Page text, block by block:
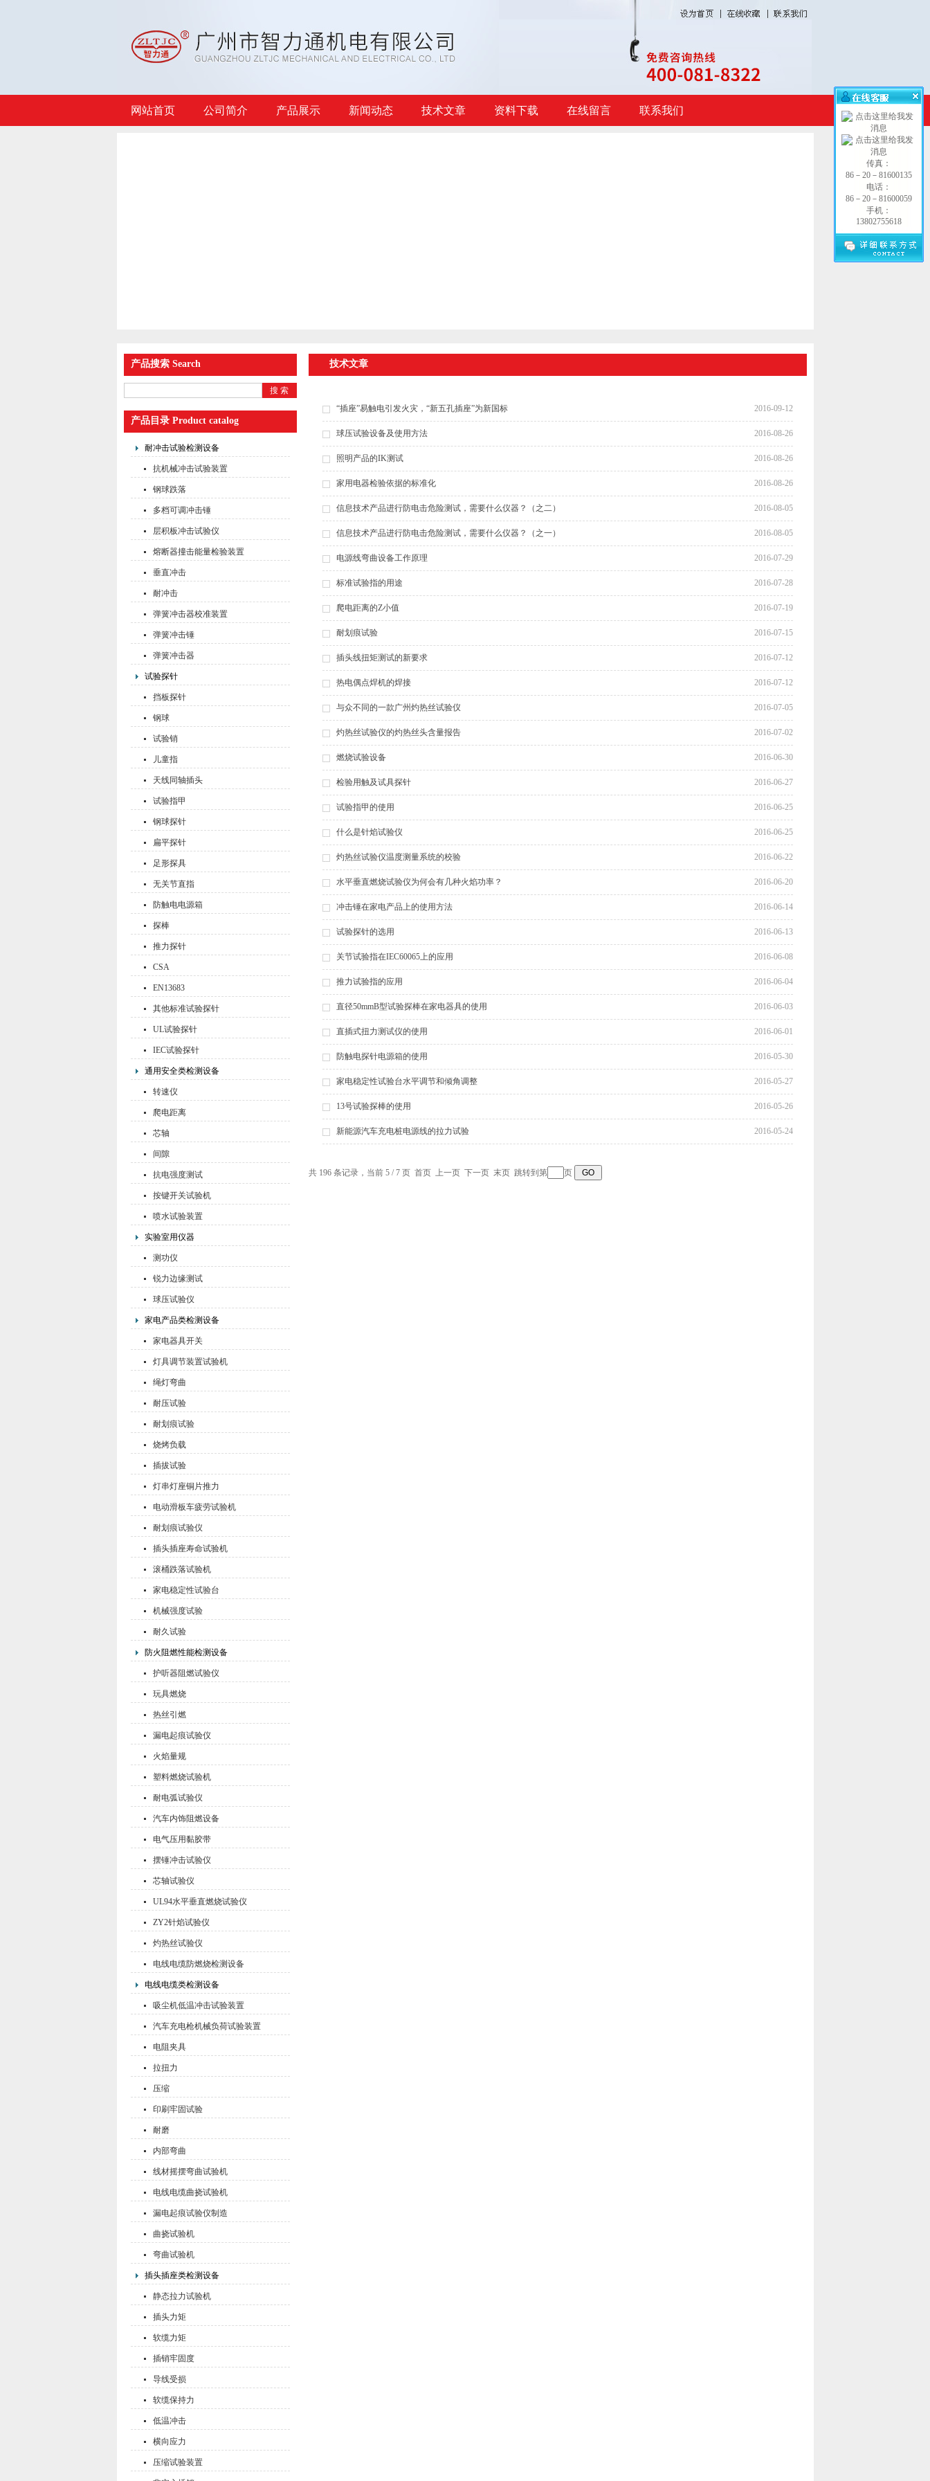
网站首页 公司简介 产品展示 新闻动态 技术文章 资料下载 在线留言 联系我们
产品搜索 Search
产品目录 Product catalog
耐冲击试验检测设备
抗机械冲击试验装置
钢球跌落
多档可调冲击锤
层积板冲击试验仪
熔断器撞击能量检验装置
垂直冲击
耐冲击
弹簧冲击器校准装置
弹簧冲击锤
弹簧冲击器
试验探针
挡板探针
钢球
试验销
儿童指
天线同轴插头
试验指甲
钢球探针
扁平探针
足形探具
无关节直指
防触电电源箱
探棒
推力探针
CSA
EN13683
其他标准试验探针
UL试验探针
IEC试验探针
通用安全类检测设备
转速仪
爬电距离
芯轴
间隙
抗电强度测试
按键开关试验机
喷水试验装置
实验室用仪器
测功仪
锐力边缘测试
球压试验仪
家电产品类检测设备
家电器具开关
灯具调节装置试验机
绳灯弯曲
耐压试验
耐划痕试验
烧烤负载
插拔试验
灯串灯座铜片推力
电动滑板车疲劳试验机
耐划痕试验仪
插头插座寿命试验机
滚桶跌落试验机
家电稳定性试验台
机械强度试验
耐久试验
防火阻燃性能检测设备
护听器阻燃试验仪
玩具燃烧
热丝引燃
漏电起痕试验仪
火焰量规
塑料燃烧试验机
耐电弧试验仪
汽车内饰阻燃设备
电气压用黏胶带
摆锤冲击试验仪
芯轴试验仪
UL94水平垂直燃烧试验仪
ZY2针焰试验仪
灼热丝试验仪
电线电缆防燃烧检测设备
电线电缆类检测设备
吸尘机低温冲击试验装置
汽车充电枪机械负荷试验装置
电阻夹具
拉扭力
压缩
印刷牢固试验
耐磨
内部弯曲
线材摇摆弯曲试验机
电线电缆曲挠试验机
漏电起痕试验仪制造
曲挠试验机
弯曲试验机
插头插座类检测设备
静态拉力试验机
插头力矩
软缆力矩
插销牢固度
导线受损
软缆保持力
低温冲击
横向应力
压缩试验装置
技术文章
“插座”易触电引发火灾，“新五孔插座”为新国标 2016-09-12
球压试验设备及使用方法 2016-08-26
照明产品的IK测试 2016-08-26
家用电器检验依据的标准化 2016-08-26
信息技术产品进行防电击危险测试，需要什么仪器？（之二） 2016-08-05
信息技术产品进行防电击危险测试，需要什么仪器？（之一） 2016-08-05
电源线弯曲设备工作原理 2016-07-29
标准试验指的用途 2016-07-28
爬电距离的Z小值 2016-07-19
耐划痕试验 2016-07-15
插头线扭矩测试的新要求 2016-07-12
热电偶点焊机的焊接 2016-07-12
与众不同的一款广州灼热丝试验仪 2016-07-05
灼热丝试验仪的灼热丝头含量报告 2016-07-02
燃烧试验设备 2016-06-30
检验用触及试具探针 2016-06-27
试验指甲的使用 2016-06-25
什么是针焰试验仪 2016-06-25
灼热丝试验仪温度测量系统的校验 2016-06-22
水平垂直燃烧试验仪为何会有几种火焰功率？ 2016-06-20
冲击锤在家电产品上的使用方法 2016-06-14
试验探针的选用 2016-06-13
关节试验指在IEC60065上的应用 2016-06-08
推力试验指的应用 2016-06-04
直径50mmB型试验探棒在家电器具的使用 2016-06-03
直插式扭力测试仪的使用 2016-06-01
防触电探针电源箱的使用 2016-05-30
家电稳定性试验台水平调节和倾角调整 2016-05-27
13号试验探棒的使用 2016-05-26
新能源汽车充电桩电源线的拉力试验 2016-05-24
共 196 条记录，当前 5 / 7 页 首页 上一页 下一页 末页跳转到第 页
传真：
86－20－81600135
电话：
86－20－81600059
手机：
13802755618